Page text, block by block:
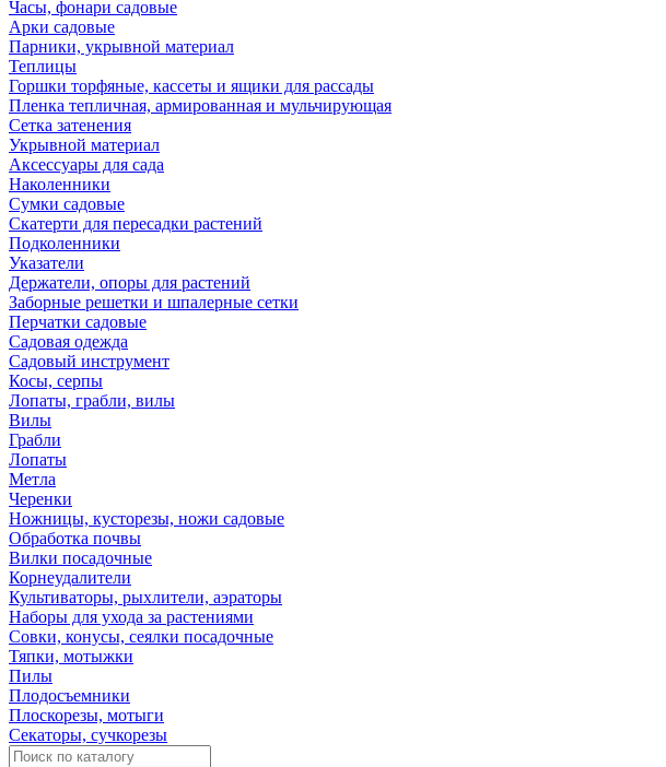
Часы, фонари садовые
Арки садовые
Парники, укрывной материал
Теплицы
Горшки торфяные, кассеты и ящики для рассады
Пленка тепличная, армированная и мульчирующая
Сетка затенения
Укрывной материал
Аксессуары для сада
Наколенники
Сумки садовые
Скатерти для пересадки растений
Подколенники
Указатели
Держатели, опоры для растений
Заборные решетки и шпалерные сетки
Перчатки садовые
Садовая одежда
Садовый инструмент
Косы, серпы
Лопаты, грабли, вилы
Вилы
Грабли
Лопаты
Метла
Черенки
Ножницы, кусторезы, ножи садовые
Обработка почвы
Вилки посадочные
Корнеудалители
Культиваторы, рыхлители, аэраторы
Наборы для ухода за растениями
Совки, конусы, сеялки посадочные
Тяпки, мотыжки
Пилы
Плодосъемники
Плоскорезы, мотыги
Секаторы, сучкорезы